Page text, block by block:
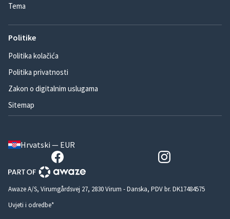
Tema
Politike
Politika kolačića
Politika privatnosti
Zakon o digitalnim uslugama
Sitemap
Hrvatski — EUR
Awaze A/S, Virumgårdsvej 27, 2830 Virum - Danska, PDV br. DK17484575
Uvjeti i odredbe*